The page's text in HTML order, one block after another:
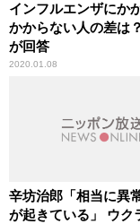
インフルエンザにか
かからない人の差
が回答
2020.01.08
辛坊治郎「相当に異
が起きている」 ウク